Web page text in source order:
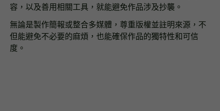
容，以及善用相關工具，就能避免作品涉及抄襲。
無論是製作簡報或整合多媒體，尊重版權並註明來源，不
但能避免不必要的麻煩，也能確保作品的獨特性和可信
度。